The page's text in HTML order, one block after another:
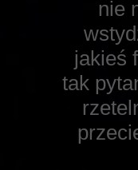
nie
jakieś
tak